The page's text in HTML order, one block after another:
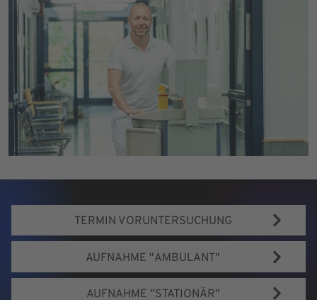
TERMIN VORUNTERSUCHUNG
AUFNAHME "AMBULANT"
AUFNAHME "STATIONÄR"